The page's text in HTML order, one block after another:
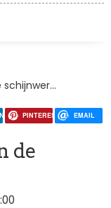
PINTEREST EMAIL
de